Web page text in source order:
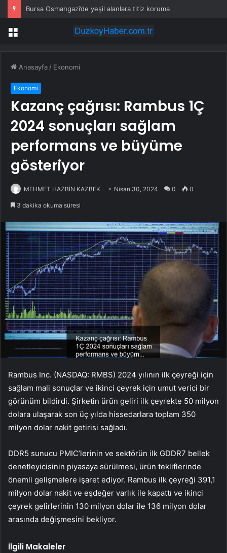
Bursa Osmangazi’de yeşil alanlara titiz koruma
Menü
Anasayfa / Ekonomi
Ekonomi
Kazanç çağrısı: Rambus 1Ç
2024 sonuçları sağlam
performans ve büyüme
gösteriyor
MEHMET HAZBİN KAZBEK Nisan 30, 2024 0 0
3 dakika okuma süresi
Rambus Inc. (NASDAQ: RMBS) 2024 yılının ilk çeyreği için
sağlam mali sonuçlar ve ikinci çeyrek için umut verici bir
görünüm bildirdi. Şirketin ürün geliri ilk çeyrekte 50 milyon
dolara ulaşarak son üç yılda hissedarlara toplam 350
milyon dolar nakit getirisi sağladı.
DDR5 sunucu PMIC’lerinin ve sektörün ilk GDDR7 bellek
denetleyicisinin piyasaya sürülmesi, ürün tekliflerinde
önemli gelişmelere işaret ediyor. Rambus ilk çeyreği 391,1
milyon dolar nakit ve eşdeğer varlık ile kapattı ve ikinci
çeyrek gelirlerinin 130 milyon dolar ile 136 milyon dolar
arasında değişmesini bekliyor.
İlgili Makaleler